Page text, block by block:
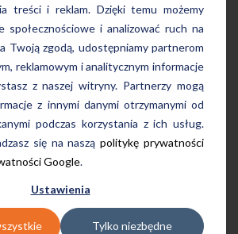
treści i reklam. Dzięki temu możemy
społecznościowe i analizować ruch na
Twoją zgodą, udostępniamy partnerom
reklamowym i analitycznym informacje
z naszej witryny. Partnerzy mogą
z innymi danymi otrzymanymi od
podczas korzystania z ich usług.
się na nasząpolitykę prywatności
Google.
Ustawienia
Tylko niezbędne
najlepsza Pani manager, która
pomocą w każdej chwili!
obowiązuje w dniach 7-14.02.2022 i nie łączy się z